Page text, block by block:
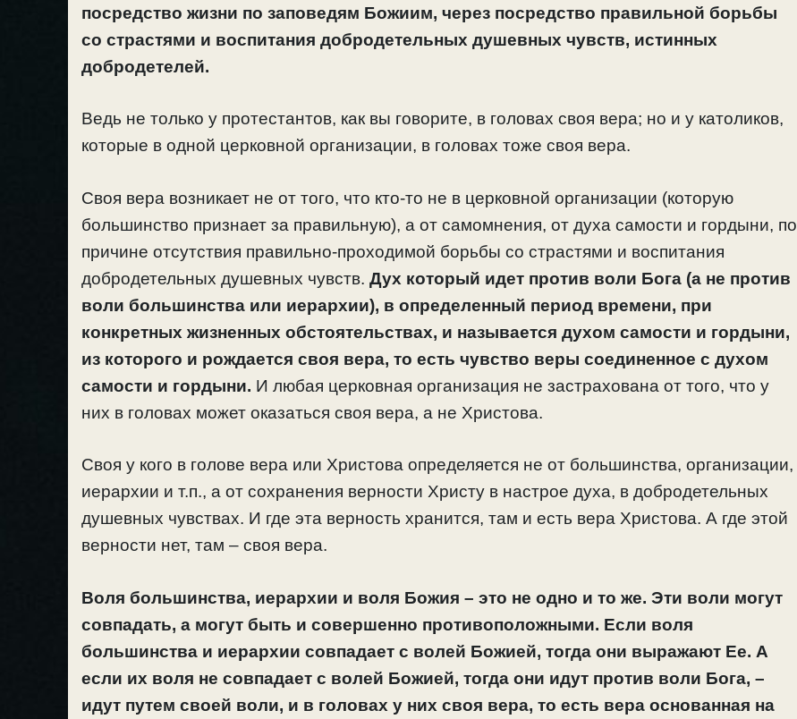
посредство жизни по заповедям Божиим, через посредство правильной борьбы
со страстями и воспитания добродетельных душевных чувств, истинных
добродетелей.
Ведь не только у протестантов, как вы говорите, в головах своя вера; но и у католиков,
которые в одной церковной организации, в головах тоже своя вера.
Своя вера возникает не от того, что кто-то не в церковной организации (которую
большинство признает за правильную), а от самомнения, от духа самости и гордыни, по
причине отсутствия правильно-проходимой борьбы со страстями и воспитания
добродетельных душевных чувств. Дух который идет против воли Бога (а не против
воли большинства или иерархии), в определенный период времени, при
конкретных жизненных обстоятельствах, и называется духом самости и гордыни,
из которого и рождается своя вера, то есть чувство веры соединенное с духом
самости и гордыни. И любая церковная организация не застрахована от того, что у
них в головах может оказаться своя вера, а не Христова.
Своя у кого в голове вера или Христова определяется не от большинства, организации,
иерархии и т.п., а от сохранения верности Христу в настрое духа, в добродетельных
душевных чувствах. И где эта верность хранится, там и есть вера Христова. А где этой
верности нет, там – своя вера.
Воля большинства, иерархии и воля Божия – это не одно и то же. Эти воли могут
совпадать, а могут быть и совершенно противоположными. Если воля
большинства и иерархии совпадает с волей Божией, тогда они выражают Ее. А
если их воля не совпадает с волей Божией, тогда они идут против воли Бога, –
идут путем своей воли, и в головах у них своя вера, то есть вера основанная на